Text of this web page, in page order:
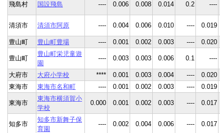
飛島村 国設飛島 ---- 0.006 0.008 0.014 0.2 ----
清須市 清須市阿原 ---- 0.004 0.006 0.010 ---- 0.019
豊山町 豊山町豊場 ---- 0.001 0.002 0.003 ---- 0.020
豊山町
豊山町栄児童遊
園
---- 0.003 0.003 0.006 0.1 ----
大府市 大府小学校 **** 0.001 0.003 0.004 ----
0.020
東海市
東海市名和町 ---- 0.001 0.002 0.003 ---- 0.019
東海市
東海市横須賀小
学校
0.000 0.001 0.002 0.003 ---- 0.017
知多市
知多市新舞子保
育園
---- 0.002 0.004 0.006 ---- 0.017